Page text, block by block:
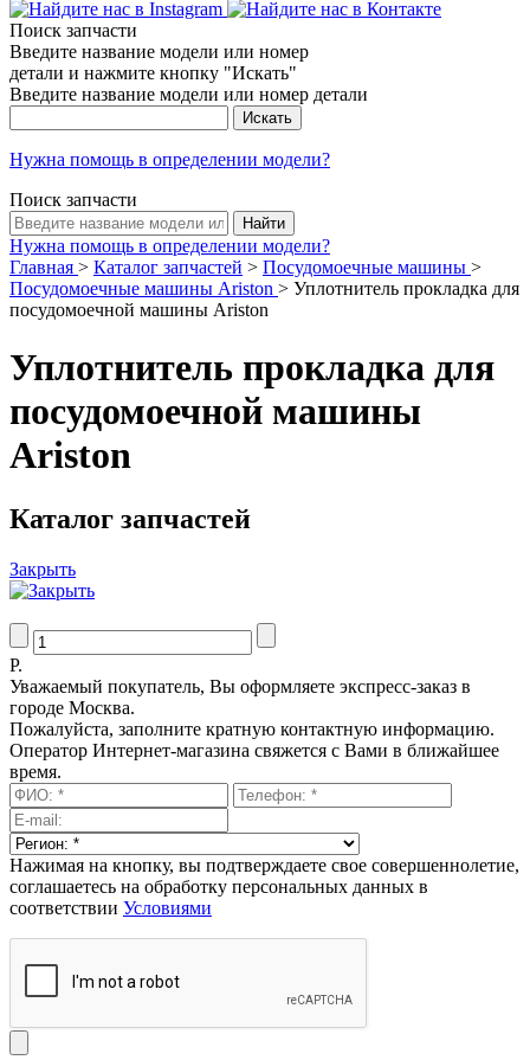
Поиск запчасти
Введите название модели или номер
детали и нажмите кнопку "Искать"
Введите название модели или номер детали
Нужна помощь в определении модели?
Поиск запчасти
Нужна помощь в определении модели?
Главная > Каталог запчастей > Посудомоечные машины >
Посудомоечные машины Ariston > Уплотнитель прокладка для
посудомоечной машины Ariston
Уплотнитель прокладка для
посудомоечной машины
Ariston
Каталог запчастей
Закрыть
Р.
Уважаемый покупатель, Вы оформляете экспресс-заказ в
городе Москва.
Пожалуйста, заполните кратную контактную информацию.
Оператор Интернет-магазина свяжется с Вами в ближайшее
время.
Нажимая на кнопку, вы подтверждаете свое совершеннолетие,
соглашаетесь на обработку персональных данных в
соответствии Условиями